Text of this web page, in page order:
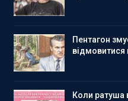
Пентагон
відмовитися
Коли ратуша